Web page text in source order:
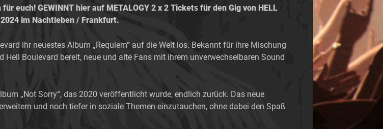
euch! GEWINNT hier auf METALOGY 2 x 2 Tickets für den Gig von HELL
2024 im Nachtleben / Frankfurt.
ihr neuestes Album „Requiem“ auf die Welt los. Bekannt für ihre Mischung
Boulevard bereit, neue und alte Fans mit ihrem unverwechselbaren Sound
„Not Sorry“, das 2020 veröffentlicht wurde, endlich zurück. Das neue
und noch tiefer in soziale Themen einzutauchen, ohne dabei den Spaß